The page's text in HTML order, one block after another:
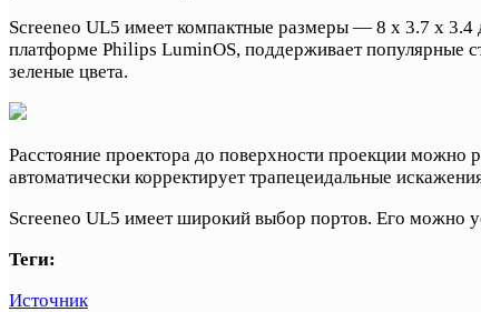
Screeneo UL5 имеет компактные размеры — 8 x 3.7 x
платформе Philips LuminOS, поддерживает популярные
зеленые цвета.
Расстояние проектора до поверхности проекции можно
автоматически корректирует трапецеидальные
Screeneo UL5 имеет широкий выбор портов. Его можно
Теги:
Источник